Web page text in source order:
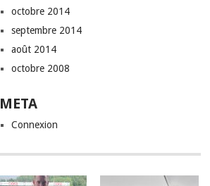
octobre 2014
septembre 2014
août 2014
octobre 2008
META
Connexion